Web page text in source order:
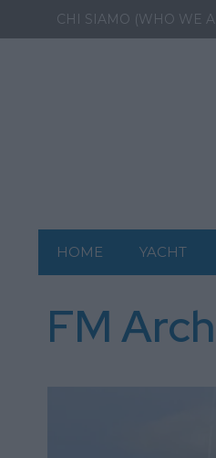
CHI SIAMO (WHO WE
HOME YACHT
FM